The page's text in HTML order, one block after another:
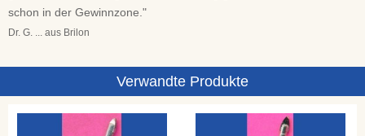
schon in der Gewinnzone."
Dr. G. ... aus Brilon
Verwandte Produkte